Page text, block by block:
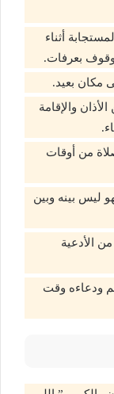
أثناء
بعرفات.
مكان بعيد.
والإقامة
من أوقات
ليس بينه وبين
الأدعية
ودعاءه وقت